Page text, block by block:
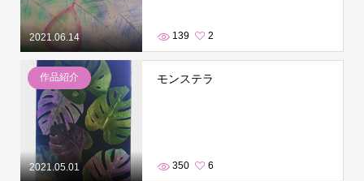
2021.06.14 139 2
2021.05.01
作品紹介 モンステラ
350 6